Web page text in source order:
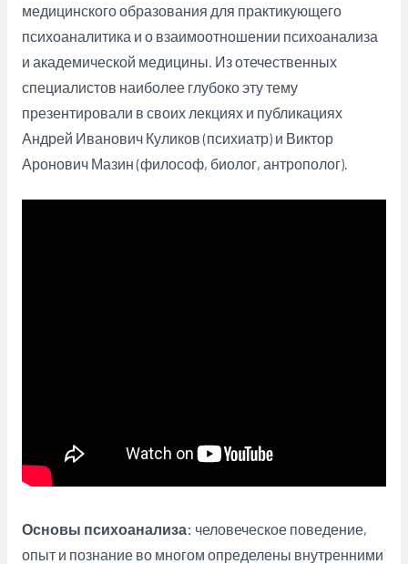
медицинского образования для практикующего
психоаналитика и о взаимоотношении психоанализа
и академической медицины. Из отечественных
специалистов наиболее глубоко эту тему
презентировали в своих лекциях и публикациях
Андрей Иванович Куликов (психиатр) и Виктор
Аронович Мазин (философ, биолог, антрополог).
Основы психоанализа: человеческое поведение,
опыт и познание во многом определены внутренними